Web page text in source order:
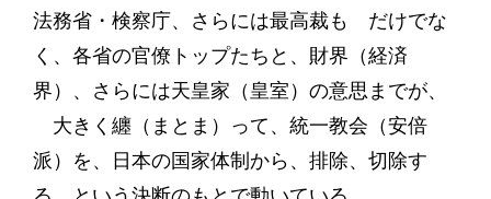
法務省・検察庁、さらには最高裁も だけでな
く、各省の官僚トップたちと、財界（経済
界）、さらには天皇家（皇室）の意思までが、
大きく纏（まとま）って、統一教会（安倍
派）を、日本の国家体制から、排除、切除す